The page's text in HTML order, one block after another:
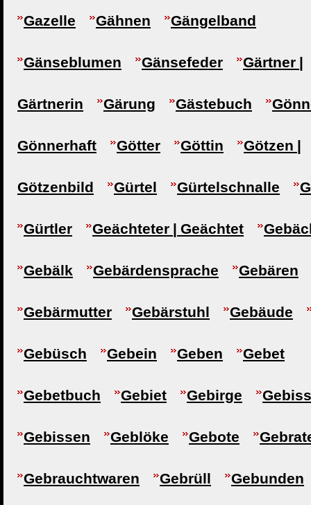
Gazelle Gähnen Gängelband
Gänseblumen Gänsefeder Gärtner |
Gärtnerin Gärung Gästebuch
Gönnerhaft Götter Göttin Götzen |
Götzenbild Gürtel Gürtelschnalle
Gürtler Geächteter | Geächtet
Gebälk Gebärdensprache Gebären
Gebärmutter Gebärstuhl Gebäude
Gebüsch Gebein Geben Gebet
Gebetbuch Gebiet Gebirge Gebiss
Gebissen Geblöke Gebote
Gebrauchtwaren Gebrüll Gebunden